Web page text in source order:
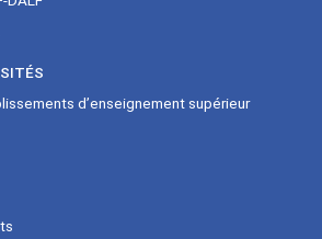
d’enseignement supérieur